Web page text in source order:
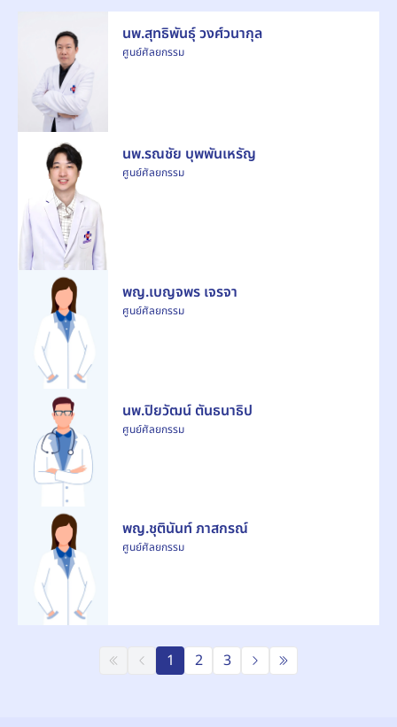
นพ.สุทธิพันธุ์ วงศ์วนากุล
ศูนย์ศัลยกรรม
นพ.รณชัย บุพพันเหรัญ
ศูนย์ศัลยกรรม
พญ.เบญจพร เจรจา
ศูนย์ศัลยกรรม
นพ.ปิยวัฒน์ ตันธนาธิป
ศูนย์ศัลยกรรม
พญ.ชุตินันท์ ภาสกรณ์
ศูนย์ศัลยกรรม
1 2 3